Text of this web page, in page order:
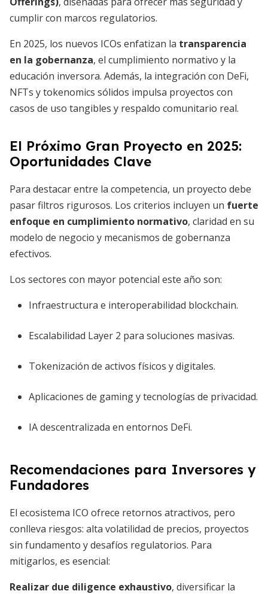
cumplir con marcos regulatorios.
En 2025, los nuevos ICOs enfatizan la transparencia
en la gobernanza, el cumplimiento normativo y la
educación inversora. Además, la integración con DeFi,
NFTs y tokenomics sólidos impulsa proyectos con
casos de uso tangibles y respaldo comunitario real.
El Próximo Gran Proyecto en 2025:
Oportunidades Clave
Para destacar entre la competencia, un proyecto debe
pasar filtros rigurosos. Los criterios incluyen un fuerte
enfoque en cumplimiento normativo, claridad en su
modelo de negocio y mecanismos de gobernanza
efectivos.
Los sectores con mayor potencial este año son:
Infraestructura e interoperabilidad blockchain.
Escalabilidad Layer 2 para soluciones masivas.
Tokenización de activos físicos y digitales.
Aplicaciones de gaming y tecnologías de privacidad.
IA descentralizada en entornos DeFi.
Recomendaciones para Inversores y
Fundadores
El ecosistema ICO ofrece retornos atractivos, pero
conlleva riesgos: alta volatilidad de precios, proyectos
sin fundamento y desafíos regulatorios. Para
mitigarlos, es esencial:
Realizar due diligence exhaustivo, diversificar la